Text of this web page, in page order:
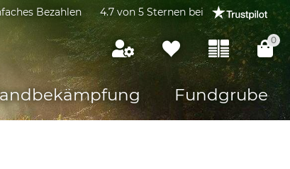
Bezahlen 4.7 von 5 Sternen bei
0
Fundgrube